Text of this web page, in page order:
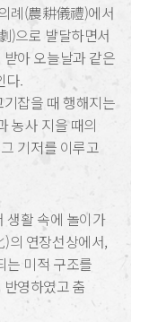
례(農耕儀禮)에서
)으로 발달하면서
아 오늘날과 같은
다.
잡을 때 행해지는
농사 지을 때의
기저를 이루고
생활 속에 놀이가
의 연장선상에서,
는 미적 구조를
영하였고 춤